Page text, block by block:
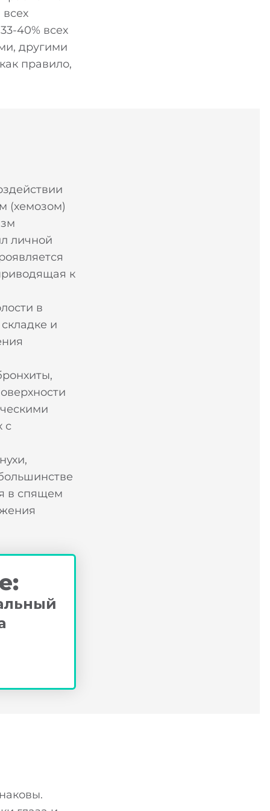
40% всех
другими
правило,
(хемозом)
личной
к
в
и
с
в спящем